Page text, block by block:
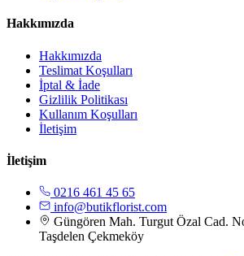
Hakkımızda
Hakkımızda
Teslimat Koşulları
İptal & İade
Gizlilik Politikası
Kullanım Koşulları
İletişim
İletişim
0216 461 45 65
info@butikflorist.com
Güngören Mah. Turgut Özal Cad.
Taşdelen Çekmeköy